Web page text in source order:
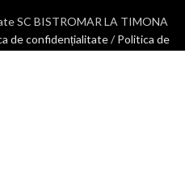
SC BISTROMAR LA TIMONA
de confidențialitate/ Politica de